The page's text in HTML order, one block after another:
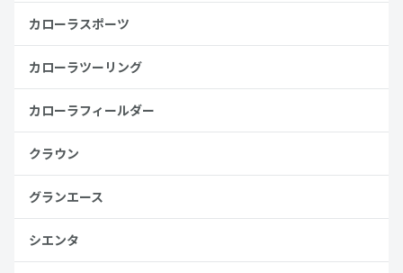
カローラスポーツ
カローラツーリング
カローラフィールダー
クラウン
グランエース
シエンタ